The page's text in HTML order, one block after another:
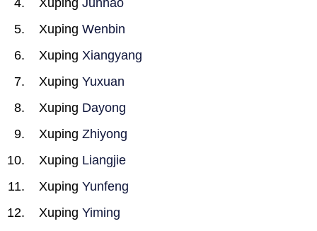
Xuping Junhao
Xuping Wenbin
Xuping Xiangyang
Xuping Yuxuan
Xuping Dayong
Xuping Zhiyong
Xuping Liangjie
Xuping Yunfeng
Xuping Yiming